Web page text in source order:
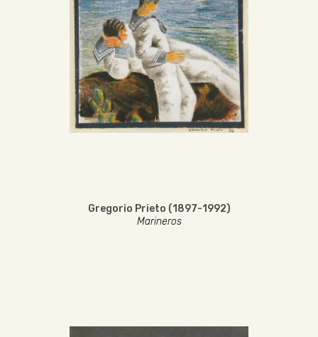
Gregorio Prieto (1897-1992)
Marineros